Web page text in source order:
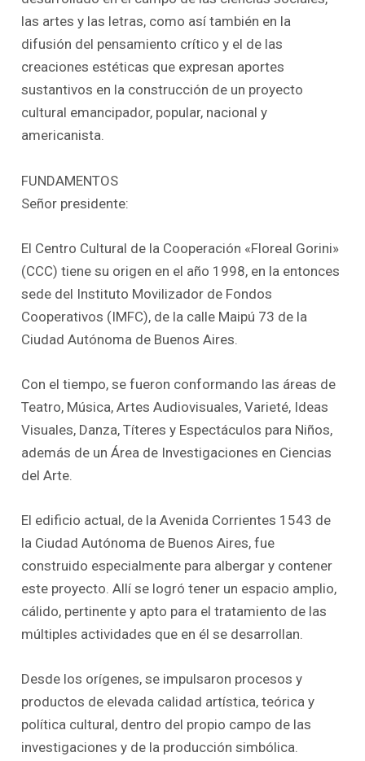
las artes y las letras, como así también en la
difusión del pensamiento crítico y el de las
creaciones estéticas que expresan aportes
sustantivos en la construcción de un proyecto
cultural emancipador, popular, nacional y
americanista.
FUNDAMENTOS
Señor presidente:
El Centro Cultural de la Cooperación «Floreal Gorini»
(CCC) tiene su origen en el año 1998, en la entonces
sede del Instituto Movilizador de Fondos
Cooperativos (IMFC), de la calle Maipú 73 de la
Ciudad Autónoma de Buenos Aires.
Con el tiempo, se fueron conformando las áreas de
Teatro, Música, Artes Audiovisuales, Varieté, Ideas
Visuales, Danza, Títeres y Espectáculos para Niños,
además de un Área de Investigaciones en Ciencias
del Arte.
El edificio actual, de la Avenida Corrientes 1543 de
la Ciudad Autónoma de Buenos Aires, fue
construido especialmente para albergar y contener
este proyecto. Allí se logró tener un espacio amplio,
cálido, pertinente y apto para el tratamiento de las
múltiples actividades que en él se desarrollan.
Desde los orígenes, se impulsaron procesos y
productos de elevada calidad artística, teórica y
política cultural, dentro del propio campo de las
investigaciones y de la producción simbólica.